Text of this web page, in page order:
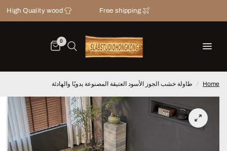
Free shipping
Quality wood
0
Home
/ طاولة خشب الجوز الأسود العتيقة المصنوعة يدويًا والهادئة
CONTACT